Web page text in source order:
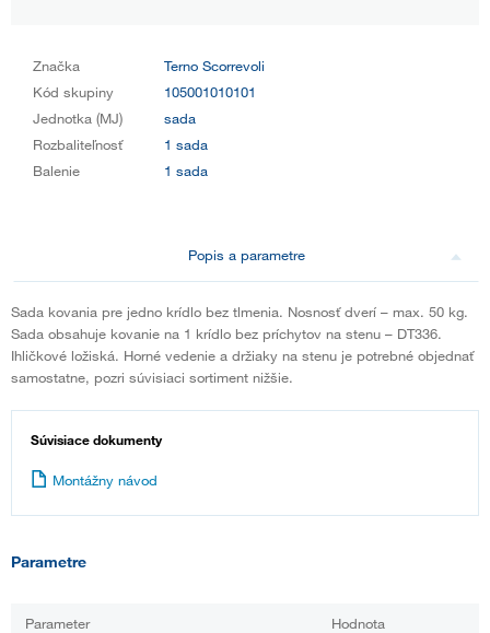
Značka
Terno Scorrevoli
Kód skupiny
105001010101
Jednotka (MJ)
sada
Rozbaliteľnosť
1 sada
Balenie
1 sada
Popis a parametre
Sada kovania pre jedno krídlo bez tlmenia. Nosnosť dverí – max. 50 kg.
Sada obsahuje kovanie na 1 krídlo bez príchytov na stenu – DT336.
Ihličkové ložiská. Horné vedenie a držiaky na stenu je potrebné objednať
samostatne, pozri súvisiaci sortiment nižšie.
Súvisiace dokumenty
Montážny návod
Parametre
Parameter Hodnota